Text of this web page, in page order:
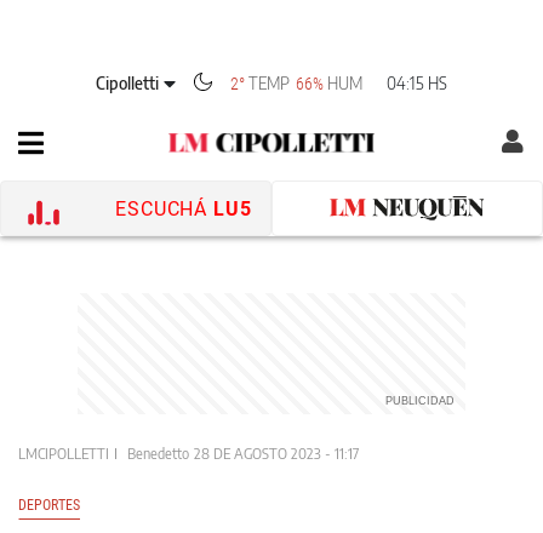
Cipolletti 2°TEMP 66% HUM 04:15 HS
ESCUCHÁ LU5
LMCIPOLLETTI Benedetto 28 DE AGOSTO 2023 - 11:17
DEPORTES